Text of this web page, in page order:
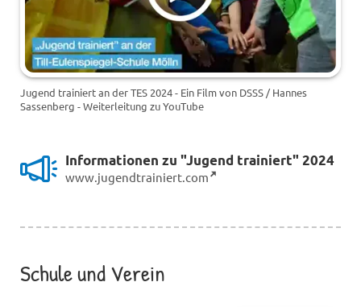
Jugend trainiert an der TES 2024 - Ein Film von DSSS / Hannes
Sassenberg - Weiterleitung zu YouTube
Informationen zu "Jugend trainiert" 2024
www.jugendtrainiert.com
Schule und Verein